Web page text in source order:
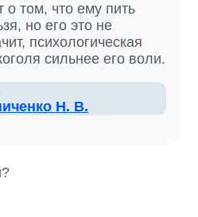
о том, что ему пить
но его это не
психологическая
сильнее его воли.
Н. В.